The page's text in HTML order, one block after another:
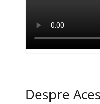
Despre